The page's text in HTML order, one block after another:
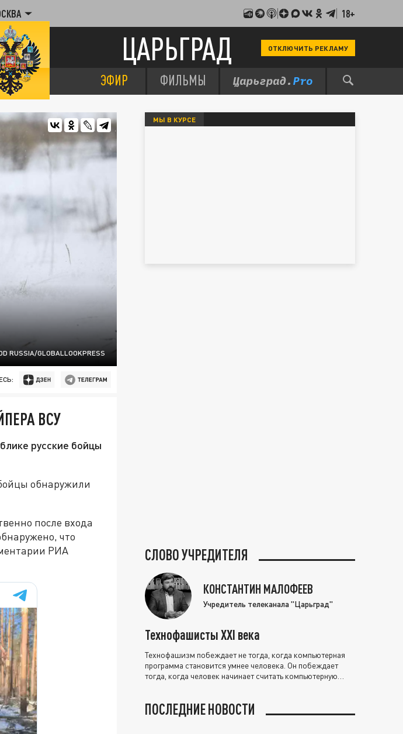
18+
ЦАРЬГРАД ОТКЛЮЧИТЬ РЕКЛАМУ
ЭФИР ФИЛЬМЫ
RUSSIA/GLOBALLOOKPRESS
ВСУ
русские бойцы
обнаружили
после входа
что
РИА
МЫ В КУРСЕ
СЛОВО УЧРЕДИТЕЛЯ
КОНСТАНТИН МАЛОФЕЕВ
Учредитель телеканала "Царьград"
Технофашисты XXI века
Технофашизм побеждает не тогда, когда компьютерная
программа становится умнее человека. Он побеждает
тогда, когда человек начинает считать компьютерную
ПОСЛЕДНИЕ НОВОСТИ